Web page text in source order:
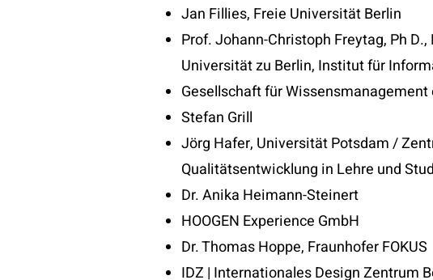
Jan Fillies, Freie Universität Berlin
Prof. Johann-Christoph Freytag, Ph
Universität zu Berlin, Institut für
Gesellschaft für Wissensmanagement
Stefan Grill
Jörg Hafer, Universität Potsdam /
Qualitätsentwicklung in Lehre und
Dr. Anika Heimann-Steinert
HOOGEN Experience GmbH
Dr. Thomas Hoppe, Fraunhofer FOKUS
IDZ | Internationales Design Zentrum